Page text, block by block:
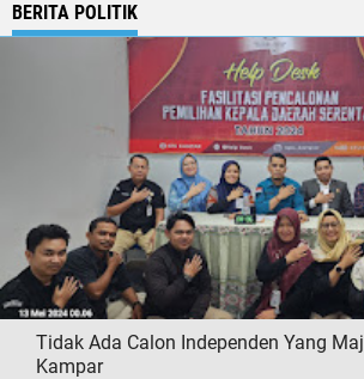
BERITA POLITIK
Tidak Ada Calon Independen Yang
Kampar